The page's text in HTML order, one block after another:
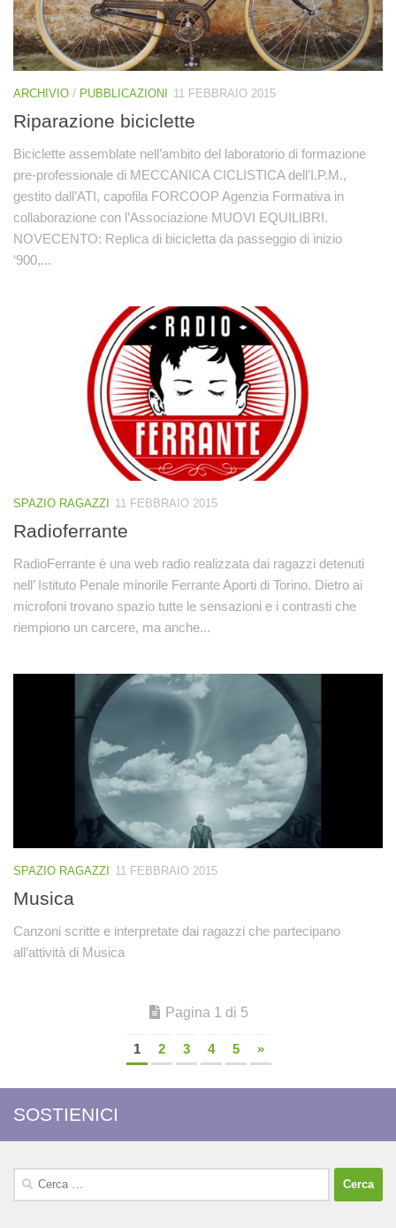
ARCHIVIO / PUBBLICAZIONI 11 FEBBRAIO 2015
Riparazione biciclette
Biciclette assemblate nell’ambito del laboratorio di formazione
pre-professionale di MECCANICA CICLISTICA dell’I.P.M.,
gestito dall’ATI, capofila FORCOOP Agenzia Formativa in
collaborazione con l’Associazione MUOVI EQUILIBRI.
NOVECENTO: Replica di bicicletta da passeggio di inizio
‘900,...
SPAZIO RAGAZZI 11 FEBBRAIO 2015
Radioferrante
RadioFerrante è una web radio realizzata dai ragazzi detenuti
nell’ Istituto Penale minorile Ferrante Aporti di Torino. Dietro ai
microfoni trovano spazio tutte le sensazioni e i contrasti che
riempiono un carcere, ma anche...
SPAZIO RAGAZZI 11 FEBBRAIO 2015
Musica
Canzoni scritte e interpretate dai ragazzi che partecipano
all’attività di Musica
Pagina 1 di 5
1 2 3 4 5 »
SOSTIENICI
Ricerca